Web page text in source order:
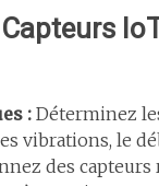
: Déterminez
vibrations, le
des capteurs